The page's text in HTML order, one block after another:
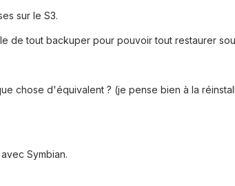
sur le S3.
de tout backuper pour pouvoir tout restaurer
chose d'équivalent ? (je pense bien à la
Symbian.